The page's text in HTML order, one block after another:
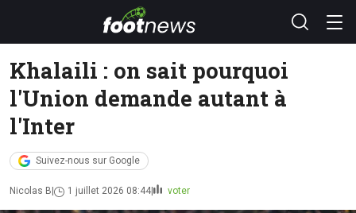
Khalaili : on sait pourquoi
l'Union demande autant à
l'Inter
Suivez-nous sur Google
Nicolas B 1 juillet 2026 08:44 voter